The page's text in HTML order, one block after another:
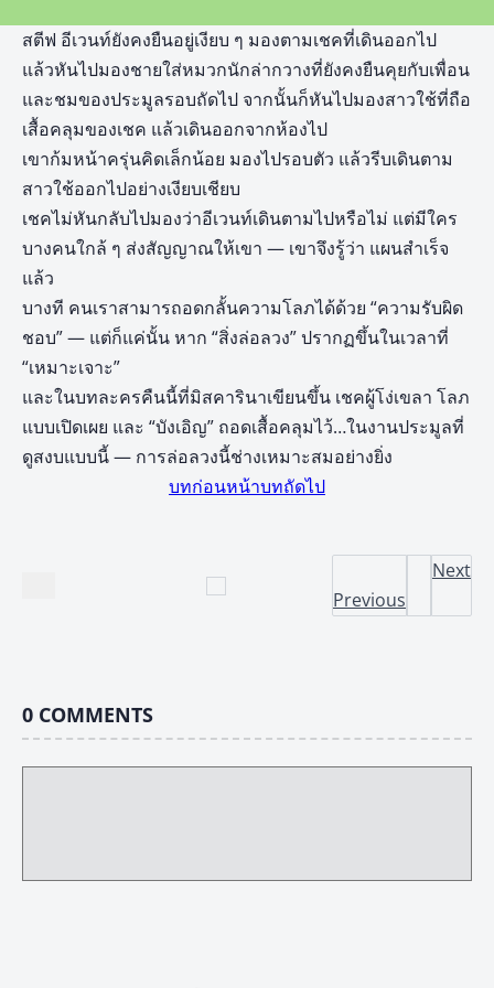
สตีฟ อีเวนท์ยังคงยืนอยู่เงียบ ๆ มองตามเชคที่เดินออกไป
แล้วหันไปมองชายใส่หมวกนักล่ากวางที่ยังคงยืนคุยกับเพื่อน
และชมของประมูลรอบถัดไป จากนั้นก็หันไปมองสาวใช้ที่ถือ
เสื้อคลุมของเชค แล้วเดินออกจากห้องไป
เขาก้มหน้าครุ่นคิดเล็กน้อย มองไปรอบตัว แล้วรีบเดินตาม
สาวใช้ออกไปอย่างเงียบเชียบ
เชคไม่หันกลับไปมองว่าอีเวนท์เดินตามไปหรือไม่ แต่มีใคร
บางคนใกล้ ๆ ส่งสัญญาณให้เขา — เขาจึงรู้ว่า แผนสำเร็จ
แล้ว
บางที คนเราสามารถอดกลั้นความโลภได้ด้วย “ความรับผิด
ชอบ” — แต่ก็แค่นั้น หาก “สิ่งล่อลวง” ปรากฏขึ้นในเวลาที่
“เหมาะเจาะ”
และในบทละครคืนนี้ที่มิสคารินาเขียนขึ้น เชคผู้โง่เขลา โลภ
แบบเปิดเผย และ “บังเอิญ” ถอดเสื้อคลุมไว้…ในงานประมูลที่
ดูสงบแบบนี้ — การล่อลวงนี้ช่างเหมาะสมอย่างยิ่ง
บทก่อนหน้าบทถัดไป
Previous
Next
0 COMMENTS